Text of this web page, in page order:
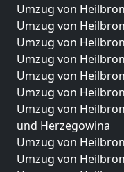
Umzug von
Umzug von
Umzug von
Umzug von
Umzug von
Umzug von
Umzug von
und Herzegowina
Umzug von
Umzug von